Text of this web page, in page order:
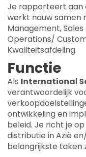
Je rapporteert aan
werkt nauw samen
Management,
Operations/
Kwaliteitsafdeling.
Functie
Als International
verantwoordelijk
ontwikkeling en
beleid. Je richt je
distributie in Azië
belangrijkste taken